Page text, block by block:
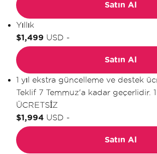
Satın Al
Yıllık
$1,499 USD -
Satın Al
1 yıl ekstra güncelleme ve destek
Teklif 7 Temmuz'a kadar geçerlidir.
ÜCRETSİZ
$1,994 USD -
Satın Al